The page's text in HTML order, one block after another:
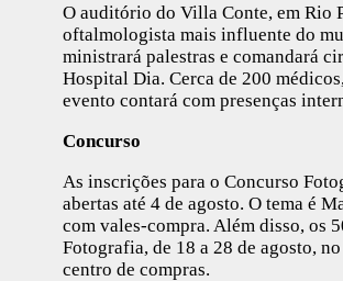
O auditório do Villa Conte, em Rio
oftalmologista mais influente do
ministrará palestras e comandará
Hospital Dia. Cerca de 200
evento contará com presenças
Concurso
As inscrições para o Concurso
abertas até 4 de agosto. O tema é
com vales-compra. Além disso, os
Fotografia, de 18 a 28 de agosto,
centro de compras.